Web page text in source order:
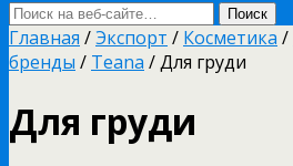
Главная /Экспорт / Косметика /
бренды / Teana / Для груди
Для груди